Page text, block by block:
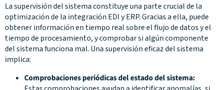
La supervisión del sistema constituye una parte crucial de la
optimización de la integración EDI y ERP. Gracias a ella, puede
obtener información en tiempo real sobre el flujo de datos y el
tiempo de procesamiento, y comprobar si algún componente
del sistema funciona mal. Una supervisión eficaz del sistema
implica:
Comprobaciones periódicas del estado del sistema: